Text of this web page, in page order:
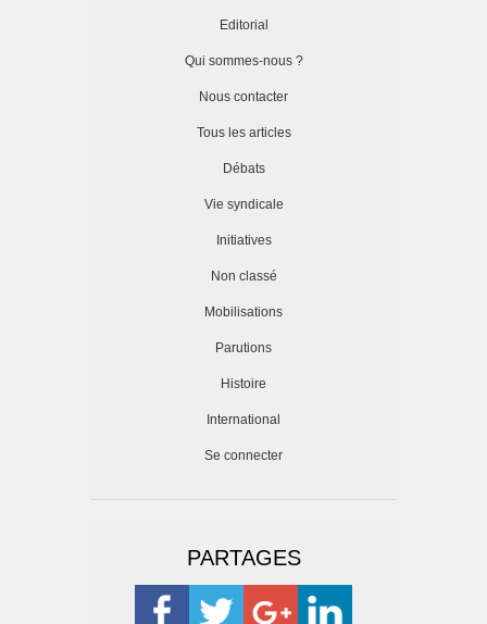
Editorial
Qui sommes-nous ?
Nous contacter
Tous les articles
Débats
Vie syndicale
Initiatives
Non classé
Mobilisations
Parutions
Histoire
International
Se connecter
PARTAGES